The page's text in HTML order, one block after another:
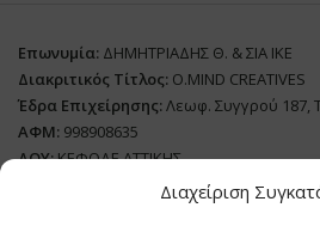
Διαχείριση
Επωνυμία: ΔΗΜΗΤΡΙΑΔΗΣ Θ. & ΣΙΑ ΙΚΕ
Διακριτικός Τίτλος: O.MIND CREATIVES
Έδρα Επιχείρησης:Λεωφ. Συγγρού 187,
ΑΦΜ: 998908635
ΔΟΥ:ΚΕΦΟΔΕ ΑΤΤΙΚΗΣ
Όνομα Ιδιοκτήτη και Νόμιμο Πρόσωπο